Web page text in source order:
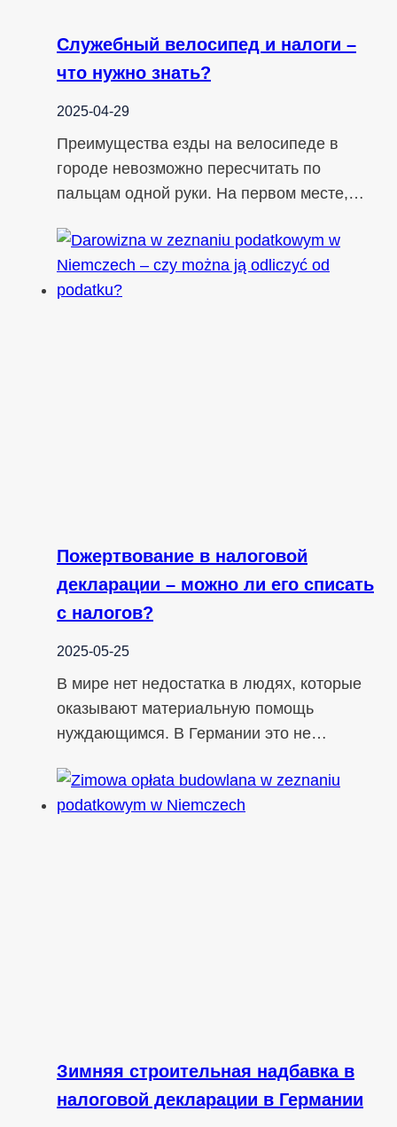
Служебный велосипед и налоги –
что нужно знать?
2025-04-29
Преимущества езды на велосипеде в
городе невозможно пересчитать по
пальцам одной руки. На первом месте,…
Пожертвование в налоговой
декларации – можно ли его списать
с налогов?
2025-05-25
В мире нет недостатка в людях, которые
оказывают материальную помощь
нуждающимся. В Германии это не…
Зимняя строительная надбавка в
налоговой декларации в Германии